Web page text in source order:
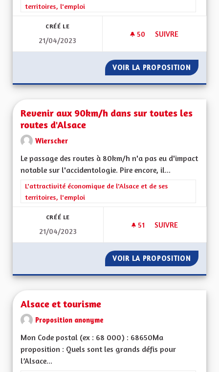
territoires, l'emploi
CRÉÉ LE
21/04/2023
50 50 ABONNÉS
SUIVRE
VOIR LA PROPOSITION
Revenir aux 90km/h dans sur toutes les
routes d'Alsace
Wierscher
Le passage des routes à 80km/h n'a pas eu d'impact
notable sur l'accidentologie. Pire encore, il...
Filtrer les résultats de la catégorie : L'attractivité
L'attractivité économique de l'Alsace et de ses
territoires, l'emploi
CRÉÉ LE
21/04/2023
51 51 ABONNÉS
SUIVRE
VOIR LA PROPOSITION
Alsace et tourisme
Proposition anonyme
Mon Code postal (ex : 68 000) : 68650Ma
proposition : Quels sont les grands défis pour
l’Alsace...